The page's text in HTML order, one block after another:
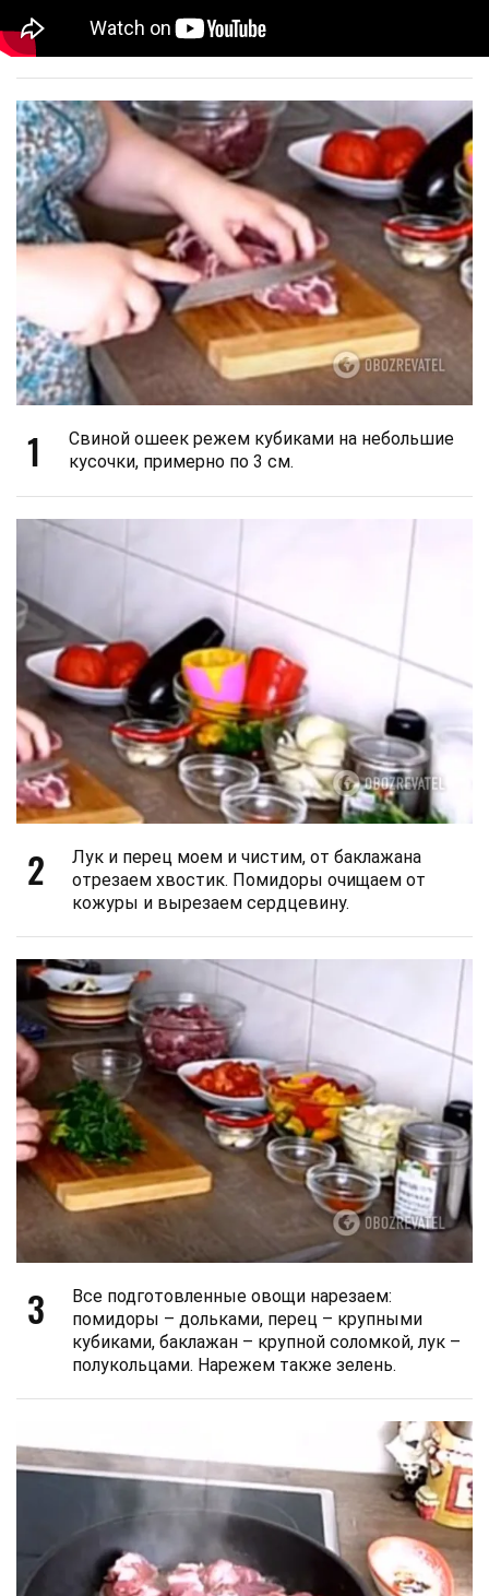
1
Свиной ошеек режем кубиками на небольшие
кусочки, примерно по 3 см.
2
Лук и перец моем и чистим, от баклажана
отрезаем хвостик. Помидоры очищаем от
кожуры и вырезаем сердцевину.
3
Все подготовленные овощи нарезаем:
помидоры – дольками, перец – крупными
кубиками, баклажан – крупной соломкой, лук –
полукольцами. Нарежем также зелень.